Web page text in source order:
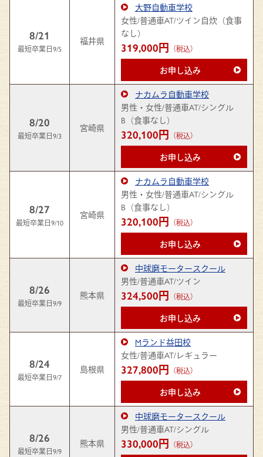
8/21
最短卒業日9/5
福井県
大野自動車学校
女性/普通車AT/ツイン自炊（食事
なし）
319,000円 （税込）
お申し込み
8/20
最短卒業日9/3
宮崎県
ナカムラ自動車学校
男性・女性/普通車AT/シングル
B（食事なし）
320,100円 （税込）
お申し込み
8/27
最短卒業日9/10
宮崎県
ナカムラ自動車学校
男性・女性/普通車AT/シングル
B（食事なし）
320,100円 （税込）
お申し込み
8/26
最短卒業日9/9
熊本県
中球磨モータースクール
男性/普通車AT/ツイン
324,500円 （税込）
お申し込み
8/24
最短卒業日9/7
島根県
Mランド益田校
女性/普通車AT/レギュラー
327,800円 （税込）
お申し込み
8/26
最短卒業日9/9
熊本県
中球磨モータースクール
男性/普通車AT/シングル
330,000円 （税込）